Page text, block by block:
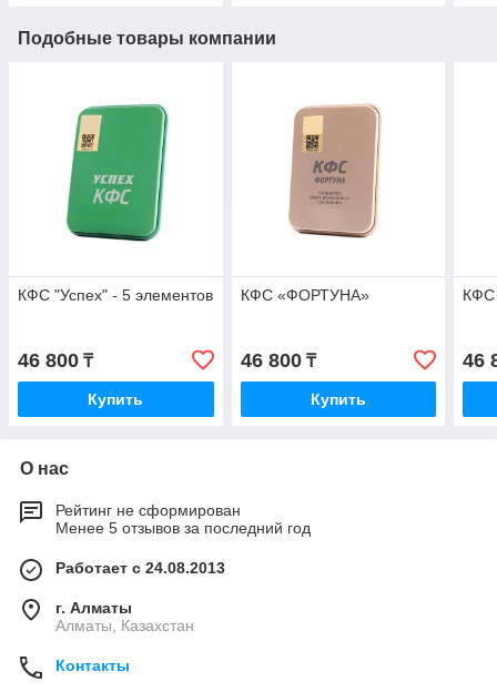
Подобные товары компании
КФС "Успех" - 5 элементов
46 800 ₸
Купить
КФС «ФОРТУНА»
46 800₸
Купить
46
О нас
Рейтинг не сформирован
Менее 5 отзывов за последний год
Работает с 24.08.2013
г. Алматы
Алматы, Казахстан
Контакты